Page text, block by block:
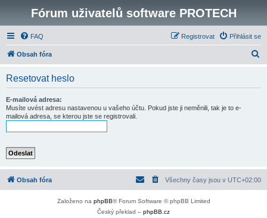
Fórum uživatelů software PROTECH
FAQ Přihlásit se
Registrovat
Obsah fóra
Resetovat heslo
E-mailová adresa:
Musíte uvést adresu nastavenou u vašeho účtu. Pokud jste ji neměnili, tak je to e-
mailová adresa, se kterou jste se registrovali.
Obsah fóra Všechny časy jsou v UTC+02:00
Založeno na phpBB® Forum Software © phpBB Limited
Český překlad – phpBB.cz